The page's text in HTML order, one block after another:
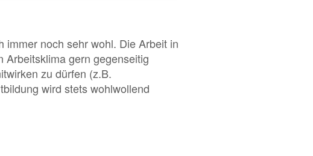
immer noch sehr wohl. Die Arbeit in
Arbeitsklima gern gegenseitig
zu dürfen (z.B.
wird stets wohlwollend